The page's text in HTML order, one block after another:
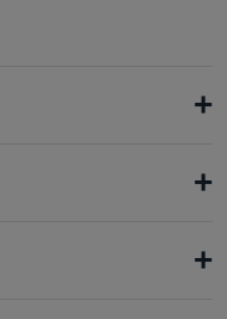
+
+
+